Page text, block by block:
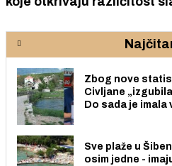
Zbog nove
Civljane
Do sada je
Sve plaže u
osim jedne -